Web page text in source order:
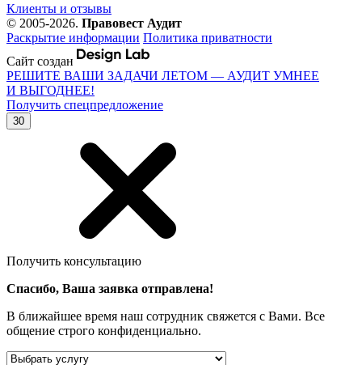
Клиенты и отзывы
© 2005-2026. Правовест Аудит
Раскрытие информации Политика приватности
Сайт создан
РЕШИТЕ ВАШИ ЗАДАЧИ ЛЕТОМ — АУДИТ УМНЕЕ
И ВЫГОДНЕЕ!
Получить спецпредложение
30
Получить консультацию
Спасибо, Ваша заявка отправлена!
В ближайшее время наш сотрудник свяжется с Вами. Все
общение строго конфиденциально.